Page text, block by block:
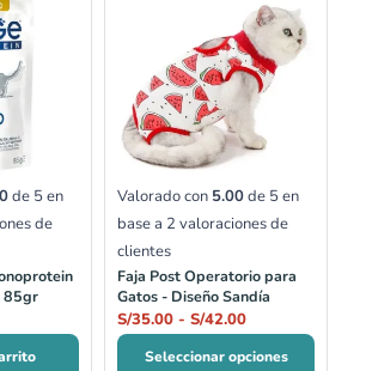
de 5 en
de
85gr
Valorado con 5.00de 5 en
base a 2 valoraciones de
clientes
Faja Post Operatorio para
Gatos - Diseño Sandía
S/35.00 - S/42.00
de
precios:
desde
S/35.00
S/42.00
Seleccionar opciones